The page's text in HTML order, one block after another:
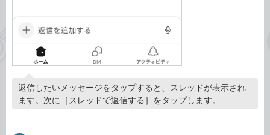
返信したいメッセージをタップすると、スレッドが表示され
ます。次に［スレッドで返信する］をタップします。